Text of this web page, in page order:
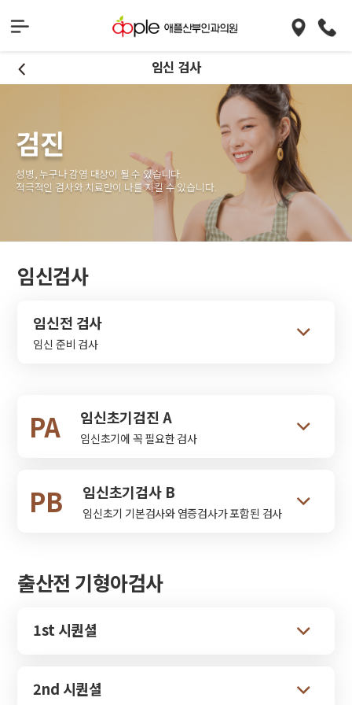
임신 검사
검진
성병, 누구나 감염 대상이 될 수 있습니다.
적극적인 검사와 치료만이 나를 지킬 수 있습니다.
임신검사
임신전 검사
임신 준비 검사
PA 임신초기검진 A
임신초기에 꼭 필요한 검사
PB 임신초기검사 B
임신초기 기본검사와 염증검사가 포함된 검사
출산전 기형아검사
1st 시퀀셜
2nd 시퀀셜